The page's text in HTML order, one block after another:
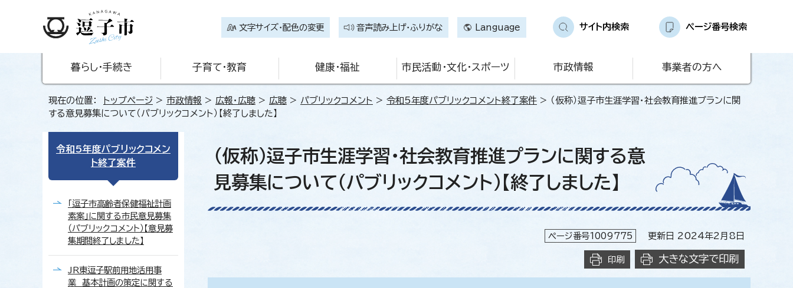
文字サイズ・配色の変更 音声読み上げ・ふりがな Language サイト内検索 ページ番号検索
暮らし・手続き 子育て・教育 健康・福祉 市民活動・文化・スポーツ 市政情報 事業者の方へ
現在の位置： トップページ > 市政情報 > 広報・広聴 > 広聴 > パブリックコメント > 令和5年度パブリックコメント終了案件 > （仮称）逗子市生涯学習・社会教育推進プランに関
する意見募集について（パブリックコメント）【終了しました】
（仮称）逗子市生涯学習・社会教育推進プランに関する意
見募集について（パブリックコメント）【終了しました】
ページ番号1009775 更新日 2024年2月8日
印刷 大きな文字で印刷
令和5年度パブリックコメン
ト終了案件
「逗子市高齢者保健福祉計画
素案」に関する市民意見募集
（パブリックコメント）【意見募
集期間終了しました】
JR東逗子駅前用地活用事
業 基本計画の策定に関する